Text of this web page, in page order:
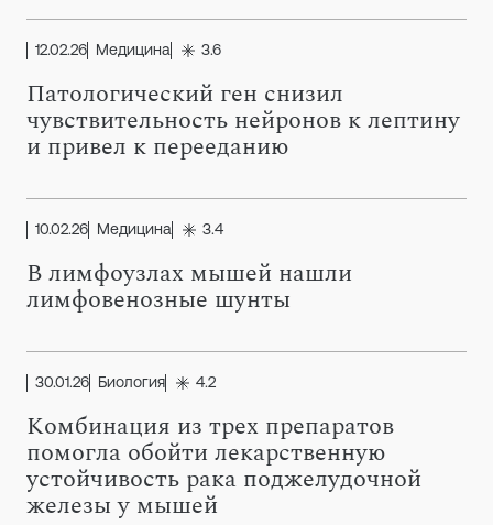
12.02.26 Медицина 3.6
Патологический ген снизил
чувствительность нейронов к лептину
и привел к перееданию
10.02.26 Медицина 3.4
В лимфоузлах мышей нашли
лимфовенозные шунты
30.01.26 Биология 4.2
Комбинация из трех препаратов
помогла обойти лекарственную
устойчивость рака поджелудочной
железы у мышей